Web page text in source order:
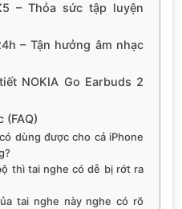
– Thỏa sức tập luyện
– Tận hưởng âm nhạc
NOKIA Go Earbuds 2
(FAQ)
dùng được cho cả iPhone
thì tai nghe có dễ bị rớt ra
tai nghe này nghe có rõ